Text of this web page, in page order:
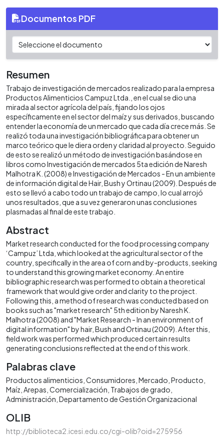
Documentos PDF
Resumen
Trabajo de investigación de mercados realizado para la empresa
Productos Alimenticios Campuz Ltda., en el cual se dio una
mirada al sector agrícola del país, fijando los ojos
específicamente en el sector del maíz y sus derivados, buscando
entender la economía de un mercado que cada día crece más. Se
realizó toda una investigación bibliográfica para obtener un
marco teórico que le diera orden y claridad al proyecto. Seguido
de esto se realizó un método de investigación basándose en
libros como Investigación de mercados 5ta edición de Naresh
Malhotra K. (2008) e Investigación de Mercados - En un ambiente
de información digital de Hair, Bush y Ortinau (2009). Después de
esto se llevó a cabo todo un trabajo de campo, lo cual arrojó
unos resultados, que a su vez generaron unas conclusiones
plasmadas al final de este trabajo.
Abstract
Market research conducted for the food processing company
‘Campuz’ Ltda, which looked at the agricultural sector of the
country, specifically in the area of corn and by-products, seeking
to understand this growing market economy. An entire
bibliographic research was performed to obtain a theoretical
framework that would give order and clarity to the project.
Following this, a method of research was conducted based on
books such as "market research" 5th edition by Naresh K.
Malhotra (2008) and "Market Research - In an environment of
digital information" by hair, Bush and Ortinau (2009). After this,
field work was performed which produced certain results
generating conclusions reflected at the end of this work.
Palabras clave
Productos alimenticios Consumidores Mercado Producto
Maíz Arepas Comercialización Trabajos de grado
Administración Departamento de Gestión Organizacional
OLIB
http://biblioteca2.icesi.edu.co/cgi-olib?oid=275956